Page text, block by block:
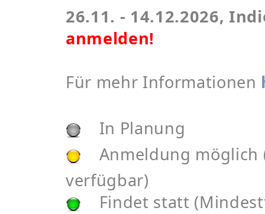
26.11. - 14.12.2026,
anmelden!
Für mehr Informationen
In Planung
Anmeldung möglich
verfügbar)
Findet statt